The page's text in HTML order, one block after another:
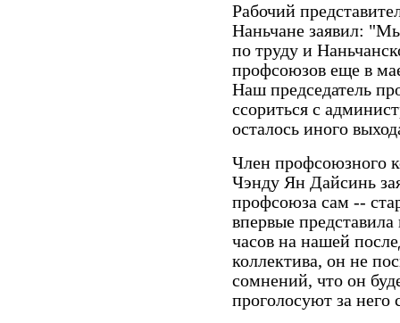
Рабочий
Наньчане заявил:
по труду и
профсоюзов еще в
Наш председатель
ссориться с
осталось иного
Член профсоюзного
Чэнду Ян Дайсинь
профсоюза сам --
впервые
часов на нашей
коллектива, он не
сомнений, что он
проголосуют за него